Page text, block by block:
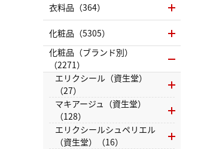
衣料品（364）
化粧品（5305）
化粧品（ブランド別）
（2271）
エリクシール（資生堂）
（27）
マキアージュ（資生堂）
（128）
エリクシールシュペリエル
（資生堂）（16）